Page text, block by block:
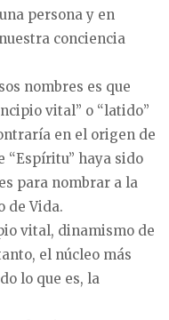
persona y en
conciencia
nombres es que
vital” o “latido”
en el origen de
“Espíritu” haya sido
para nombrar a la
de Vida.
vital, dinamismo de
el núcleo más
lo que es, la